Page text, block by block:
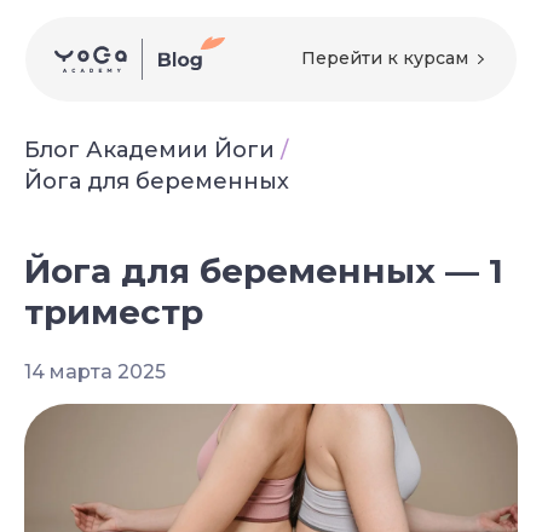
Перейти к курсам
Блог Академии Йоги /
Йога для беременных
Йога для беременных — 1
триместр
14 марта 2025